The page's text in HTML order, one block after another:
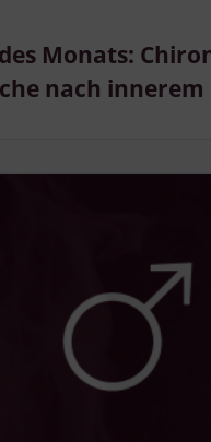
Monats:
nach